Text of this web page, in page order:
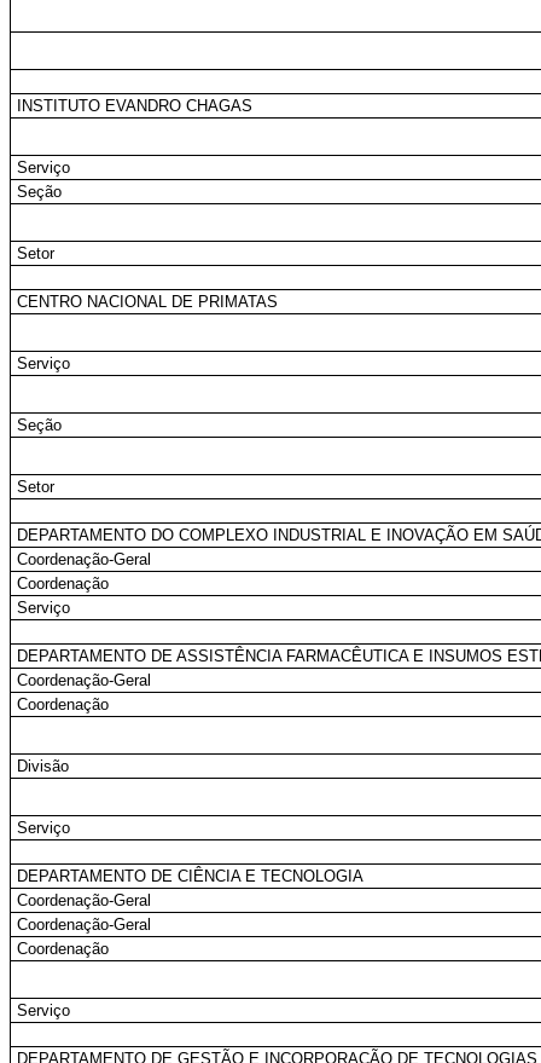
INSTITUTO EVANDRO CHAGAS
Serviço
Seção
Setor
CENTRO NACIONAL DE PRIMATAS
Serviço
Seção
Setor
DEPARTAMENTO DO COMPLEXO INDUSTRIAL E INOVAÇÃO EM
Coordenação-Geral
Coordenação
Serviço
DEPARTAMENTO DE ASSISTÊNCIA FARMACÊUTICA E INSUMOS
Coordenação-Geral
Coordenação
Divisão
Serviço
DEPARTAMENTO DE CIÊNCIA E TECNOLOGIA
Coordenação-Geral
Coordenação-Geral
Coordenação
Serviço
DEPARTAMENTO DE GESTÃO E INCORPORAÇÃO DE